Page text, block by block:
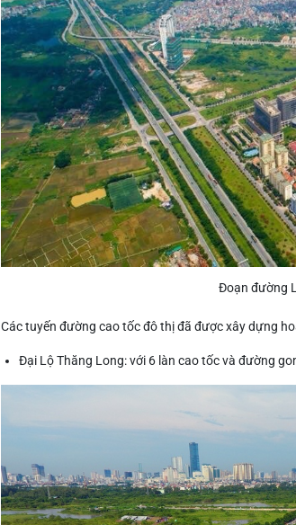
Đoạn đường
Các tuyến đường cao tốc đô thị đã được xây dựng
Đại Lộ Thăng Long: với 6 làn cao tốc và đường